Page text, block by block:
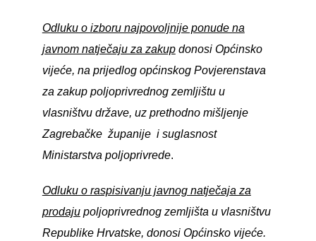
Odluku o izboru najpovoljnije ponude na
javnom natječaju za zakupdonosi Općinsko
vijeće, na prijedlog općinskog Povjerenstava
za zakup poljoprivrednog zemljištu u
vlasništvu države, uz prethodno mišljenje
Zagrebačke županije i suglasnost
Ministarstva poljoprivrede.
Odluku o raspisivanju javnog natječaja za
prodajupoljoprivrednog zemljišta u vlasništvu
Republike Hrvatske, donosi Općinsko vijeće.